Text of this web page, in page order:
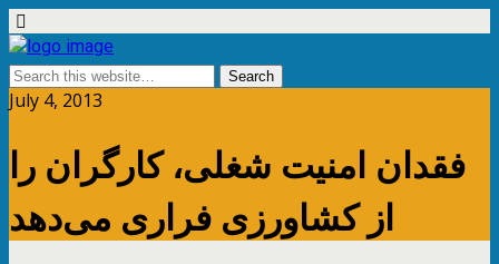
July 4, 2013
فقدان امنیت شغلی، كارگران را
از كشاورزی فراری می‌دهد